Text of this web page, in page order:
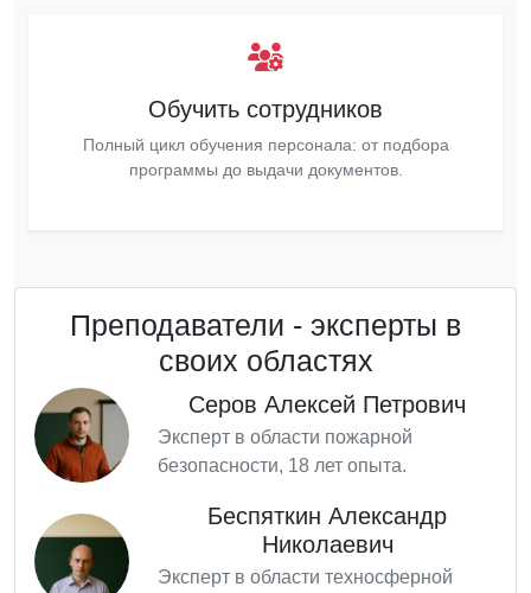
Обучить сотрудников
Полный цикл обучения персонала: от подбора
программы до выдачи документов.
Преподаватели - эксперты в
своих областях
Серов Алексей Петрович
Эксперт в области пожарной
безопасности, 18 лет опыта.
Беспяткин Александр
Николаевич
Эксперт в области техносферной